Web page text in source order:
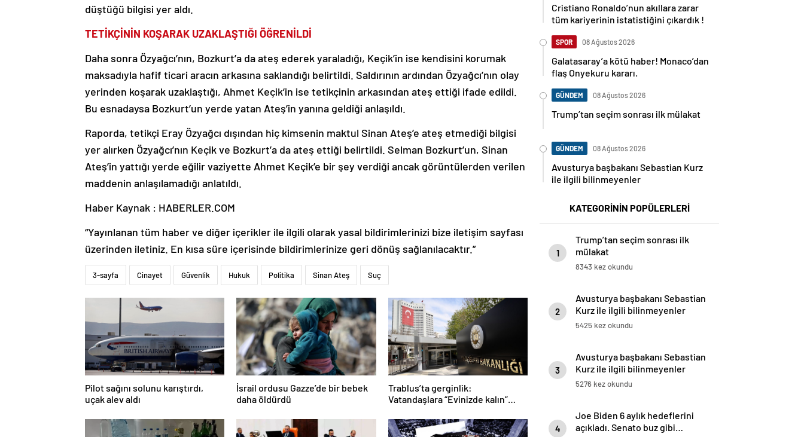
düştüğü bilgisi yer aldı.
TETİKÇİNİN KOŞARAK UZAKLAŞTIĞI ÖĞRENİLDİ
Daha sonra Özyağcı’nın, Bozkurt’a da ateş ederek yaraladığı, Keçik’in ise kendisini korumak
maksadıyla hafif ticari aracın arkasına saklandığı belirtildi. Saldırının ardından Özyağcı’nın olay
yerinden koşarak uzaklaştığı, Ahmet Keçik’in ise tetikçinin arkasından ateş ettiği ifade edildi.
Bu esnadaysa Bozkurt’un yerde yatan Ateş’in yanına geldiği anlaşıldı.
Raporda, tetikçi Eray Özyağcı dışından hiç kimsenin maktul Sinan Ateş’e ateş etmediği bilgisi
yer alırken Özyağcı’nın Keçik ve Bozkurt’a da ateş ettiği belirtildi. Selman Bozkurt’un, Sinan
Ateş’in yattığı yerde eğilir vaziyette Ahmet Keçik’e bir şey verdiği ancak görüntülerden verilen
maddenin anlaşılamadığı anlatıldı.
Haber Kaynak : HABERLER.COM
“Yayınlanan tüm haber ve diğer içerikler ile ilgili olarak yasal bildirimlerinizi bize iletişim sayfası
üzerinden iletiniz. En kısa süre içerisinde bildirimlerinize geri dönüş sağlanılacaktır.”
3-sayfa Cinayet Güvenlik Hukuk Politika Sinan Ateş Suç
Pilot sağını solunu karıştırdı,
uçak alev aldı
İsrail ordusu Gazze’de bir bebek
daha öldürdü
Trablus’ta gerginlik:
Vatandaşlara “Evinizde kalın”
Cristiano Ronaldo’nun akıllara zarar
tüm kariyerinin istatistiğini çıkardık !
SPOR 08 Ağustos 2026
Galatasaray’a kötü haber! Monaco’dan
flaş Onyekuru kararı.
GÜNDEM 08 Ağustos 2026
Trump’tan seçim sonrası ilk mülakat
GÜNDEM 08 Ağustos 2026
Avusturya başbakanı Sebastian Kurz
ile ilgili bilinmeyenler
KATEGORİNİN POPÜLERLERİ
1
Trump’tan seçim sonrası ilk
mülakat
8343 kez okundu
2
Avusturya başbakanı Sebastian
Kurz ile ilgili bilinmeyenler
5425 kez okundu
3
Avusturya başbakanı Sebastian
Kurz ile ilgili bilinmeyenler
5276 kez okundu
4
Joe Biden 6 aylık hedeflerini
açıkladı. Senato buz gibi…